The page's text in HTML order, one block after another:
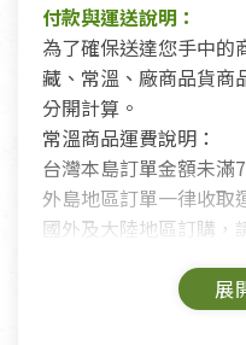
付款與運送說明：
為了確保送達您手中的
藏、常溫、廠商品貨商
分開計算。
常溫商品運費說明：
台灣本島訂單金額未滿
外島地區訂單一律收取
國外及大陸地區訂購，
鑑賞期商品說明：